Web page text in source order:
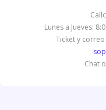
Lunes a Jueves:
Ticket y correo
Chat